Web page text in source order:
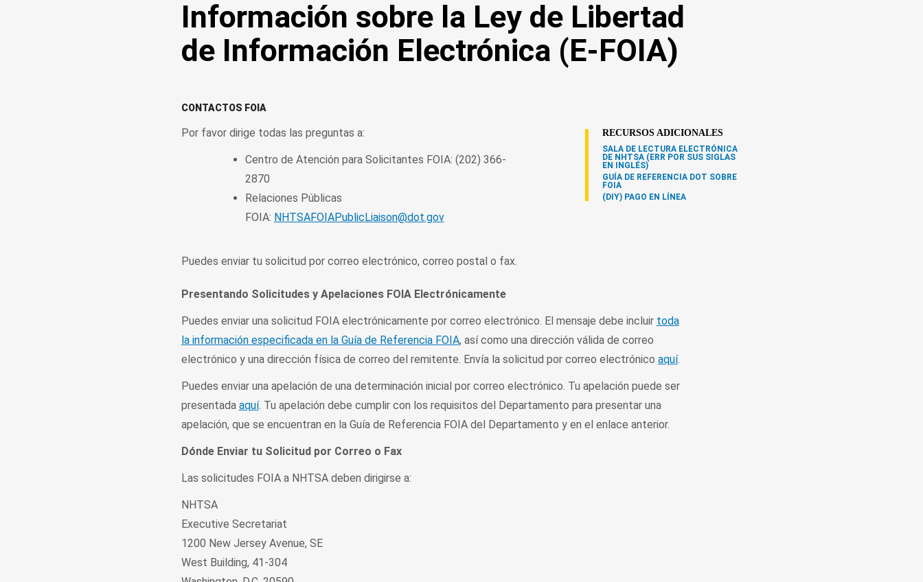
Información sobre la Ley de Libertad
de Información Electrónica (E-FOIA)
CONTACTOS FOIA
RECURSOS ADICIONALES
SALA DE LECTURA ELECTRÓNICA
DE NHTSA (ERR POR SUS SIGLAS
EN INGLÉS)
GUÍA DE REFERENCIA DOT SOBRE
FOIA
(DIY) PAGO EN LÍNEA
Por favor dirige todas las preguntas a:
Centro de Atención para Solicitantes FOIA: (202) 366-
2870
Relaciones Públicas
FOIA: NHTSAFOIAPublicLiaison@dot.gov
Puedes enviar tu solicitud por correo electrónico, correo postal o fax.
Presentando Solicitudes y Apelaciones FOIA Electrónicamente
Puedes enviar una solicitud FOIA electrónicamente por correo electrónico. El mensaje debe incluir toda
la información especificada en la Guía de Referencia FOIA, así como una dirección válida de correo
electrónico y una dirección física de correo del remitente. Envía la solicitud por correo electrónico aquí.
Puedes enviar una apelación de una determinación inicial por correo electrónico. Tu apelación puede ser
presentada aquí. Tu apelación debe cumplir con los requisitos del Departamento para presentar una
apelación, que se encuentran en la Guía de Referencia FOIA del Departamento y en el enlace anterior.
Dónde Enviar tu Solicitud por Correo o Fax
Las solicitudes FOIA a NHTSA deben dirigirse a:
NHTSA
Executive Secretariat
1200 New Jersey Avenue, SE
West Building, 41-304